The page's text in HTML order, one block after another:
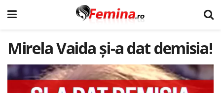
Mirela Vaida și-a dat demisia!